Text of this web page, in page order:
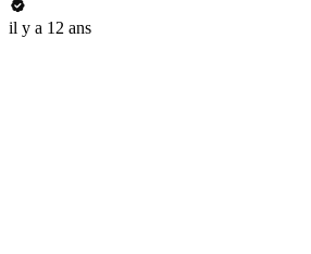
il y a 12 ans